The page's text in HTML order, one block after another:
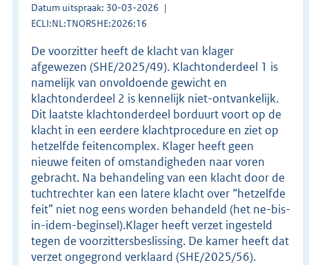
Datum uitspraak: 30-03-2026
ECLI:NL:TNORSHE:2026:16
De voorzitter heeft de klacht van klager
afgewezen (SHE/2025/49). Klachtonderdeel 1 is
namelijk van onvoldoende gewicht en
klachtonderdeel 2 is kennelijk niet-ontvankelijk.
Dit laatste klachtonderdeel borduurt voort op de
klacht in een eerdere klachtprocedure en ziet op
hetzelfde feitencomplex. Klager heeft geen
nieuwe feiten of omstandigheden naar voren
gebracht. Na behandeling van een klacht door de
tuchtrechter kan een latere klacht over “hetzelfde
feit” niet nog eens worden behandeld (het ne-bis-
in-idem-beginsel).Klager heeft verzet ingesteld
tegen de voorzittersbeslissing. De kamer heeft dat
verzet ongegrond verklaard (SHE/2025/56).